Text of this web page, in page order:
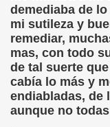
demediaba de
mi sutileza y
remediar,
mas, con todo
de tal suerte
cabía lo más y
endiabladas, de
aunque no
Otero)
Elissalde)
(Lídia León
30-11-11
Horizontes,